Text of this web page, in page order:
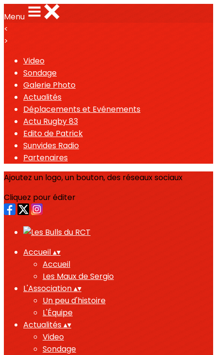
Menu
<
>
Video
Sondage
Galerie Photo
Actualités
Déplacements et Evénements
Actu Rugby 83
Edito de Patrick
Sunvides Radio
Partenaires
Ajoutez un logo, un bouton, des réseaux sociaux
Cliquez pour éditer
Accueil▴▾
Accueil
Les Maux de Sergio
L'Association▴▾
Un peu d'histoire
L'Équipe
Actualités▴▾
Video
Sondage